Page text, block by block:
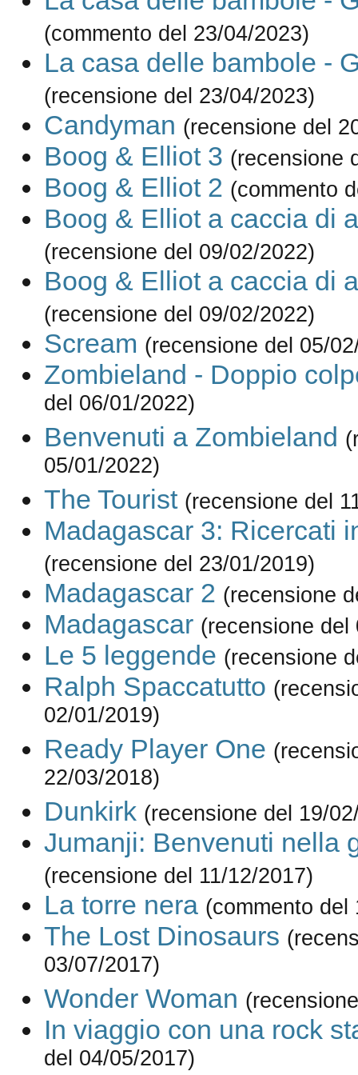
(commento del 23/04/2023)
La casa delle bambole -
(recensione del 23/04/2023)
Candyman (recensione del
Boog & Elliot 3 (recensione
Boog & Elliot 2 (commento
Boog & Elliot a caccia di
(recensione del 09/02/2022)
Boog & Elliot a caccia di
(recensione del 09/02/2022)
Scream (recensione del 05/
Zombieland - Doppio
del 06/01/2022)
Benvenuti a Zombieland
05/01/2022)
The Tourist (recensione del
Madagascar 3: Ricercati
(recensione del 23/01/2019)
Madagascar 2 (recensione
Madagascar (recensione del
Le 5 leggende (recensione
Ralph Spaccatutto
02/01/2019)
Ready Player One
22/03/2018)
Dunkirk (recensione del 19/
Jumanji: Benvenuti nella
(recensione del 11/12/2017)
La torre nera (commento del
The Lost Dinosaurs
03/07/2017)
Wonder Woman
In viaggio con una rock
del 04/05/2017)